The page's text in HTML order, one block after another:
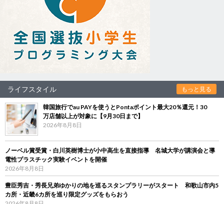
ライフスタイル もっと見る
韓国旅行でau PAYを使うとPontaポイント最大20％還元！30
万店舗以上が対象に【9月30日まで】
2026年8月8日
ノーベル賞受賞・白川英樹博士が小中高生を直接指導 名城大学が講演会と導
電性プラスチック実験イベントを開催
2026年8月8日
豊臣秀吉・秀長兄弟ゆかりの地を巡るスタンプラリーがスタート 和歌山市内5
カ所・近畿6カ所を巡り限定グッズをもらおう